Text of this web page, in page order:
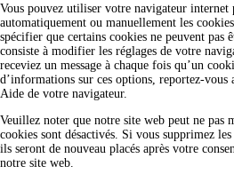
Vous pouvez utiliser votre navigateur internet
automatiquement ou manuellement les
spécifier que certains cookies ne peuvent pas
consiste à modifier les réglages de votre
receviez un message à chaque fois qu’un
d’informations sur ces options, reportez-vous
Aide de votre navigateur.
Veuillez noter que notre site web peut ne pas
cookies sont désactivés. Si vous supprimez
ils seront de nouveau placés après votre
notre site web.